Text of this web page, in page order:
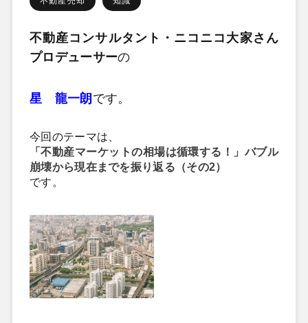
不動産コンサルタント・ニコニコ大家さん
プロデューサーの
星 龍一朗 です。
今回のテーマは、
「不動産マーケットの相場は循環する！ 」バブル
崩壊から現在までを振り返る（その2）
です。